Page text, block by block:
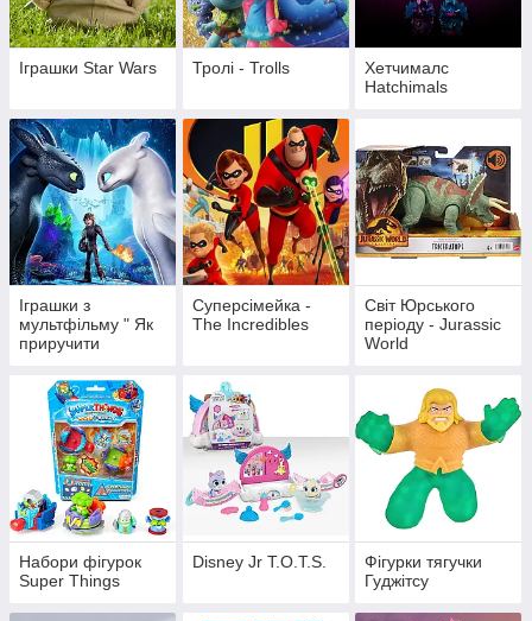
Іграшки Star Wars Тролі - Trolls
Хетчималс
Hatchimals
Іграшки з
мультфільму " Як
приручити
Суперсімейка -
The Incredibles
Світ Юрського
періоду - Jurassic
World
Набори фігурок
Super Things
Disney Jr T.O.T.S.
Фігурки тягучки
Гуджітсу